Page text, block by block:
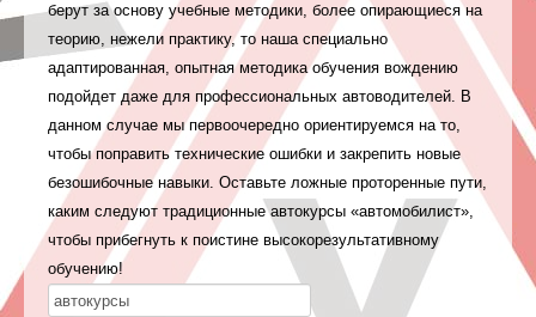
берут за основу учебные методики, более опирающиеся на
теорию, нежели практику, то наша специально
адаптированная, опытная методика обучения вождению
подойдет даже для профессиональных автоводителей. В
данном случае мы первоочередно ориентируемся на то,
чтобы поправить технические ошибки и закрепить новые
безошибочные навыки. Оставьте ложные проторенные пути,
каким следуют традиционные автокурсы «автомобилист»,
чтобы прибегнуть к поистине высокорезультативному
обучению!